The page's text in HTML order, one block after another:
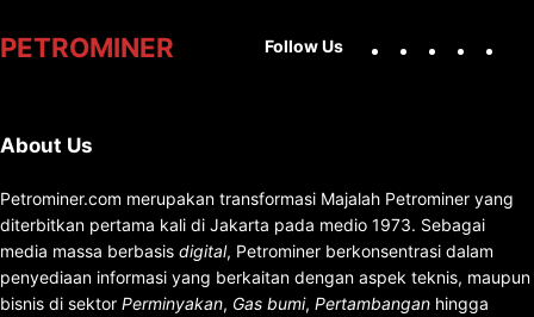
PETROMINER Follow Us
About Us
Petrominer.com merupakan transformasi Majalah Petrominer yang
diterbitkan pertama kali di Jakarta pada medio 1973. Sebagai
media massa berbasis digital, Petrominer berkonsentrasi dalam
penyediaan informasi yang berkaitan dengan aspek teknis, maupun
bisnis di sektor Perminyakan, Gas bumi, Pertambangan hingga